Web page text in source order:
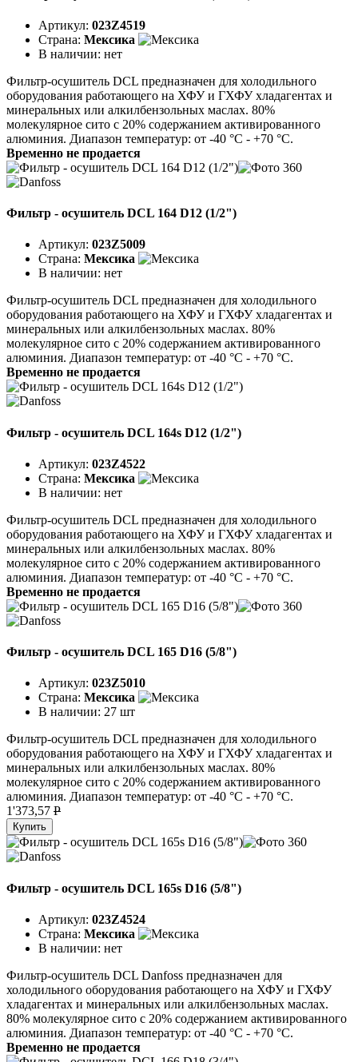
Артикул: 023Z4519
Страна: Мексика
В наличии: нет
Фильтр-осушитель DCL предназначен для холодильного
оборудования работающего на ХФУ и ГХФУ хладагентах и
минеральных или алкилбензольных маслах. 80%
молекулярное сито с 20% содержанием активированного
алюминия. Диапазон температур: от -40 °C - +70 °C.
Временно не продается
Фильтр - осушитель DCL 164 D12 (1/2")
Артикул: 023Z5009
Страна: Мексика
В наличии: нет
Фильтр-осушитель DCL предназначен для холодильного
оборудования работающего на ХФУ и ГХФУ хладагентах и
минеральных или алкилбензольных маслах. 80%
молекулярное сито с 20% содержанием активированного
алюминия. Диапазон температур: от -40 °C - +70 °C.
Временно не продается
Фильтр - осушитель DCL 164s D12 (1/2")
Артикул: 023Z4522
Страна: Мексика
В наличии: нет
Фильтр-осушитель DCL предназначен для холодильного
оборудования работающего на ХФУ и ГХФУ хладагентах и
минеральных или алкилбензольных маслах. 80%
молекулярное сито с 20% содержанием активированного
алюминия. Диапазон температур: от -40 °C - +70 °C.
Временно не продается
Фильтр - осушитель DCL 165 D16 (5/8")
Артикул: 023Z5010
Страна: Мексика
В наличии: 27 шт
Фильтр-осушитель DCL предназначен для холодильного
оборудования работающего на ХФУ и ГХФУ хладагентах и
минеральных или алкилбензольных маслах. 80%
молекулярное сито с 20% содержанием активированного
алюминия. Диапазон температур: от -40 °C - +70 °C.
1'373,57 P
Купить
Фильтр - осушитель DCL 165s D16 (5/8")
Артикул: 023Z4524
Страна: Мексика
В наличии: нет
Фильтр-осушитель DCL Danfoss предназначен для
холодильного оборудования работающего на ХФУ и ГХФУ
хладагентах и минеральных или алкилбензольных маслах.
80% молекулярное сито с 20% содержанием активированного
алюминия. Диапазон температур: от -40 °C - +70 °C.
Временно не продается